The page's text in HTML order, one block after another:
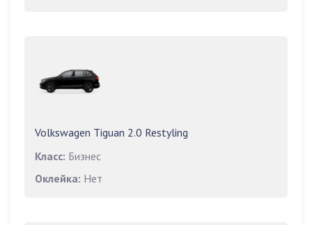
Volkswagen Tiguan 2.0 Restyling
Класс: Бизнес
Оклейка: Нет